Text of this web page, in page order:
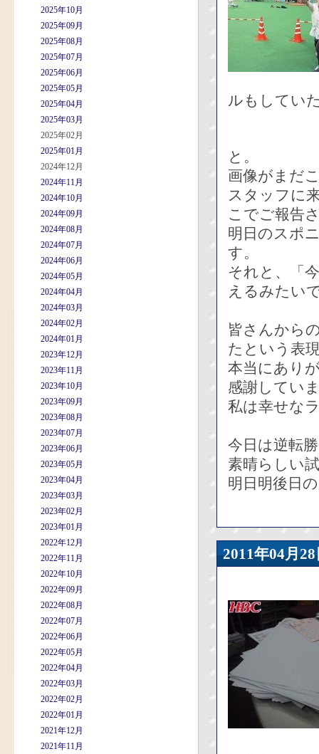
2025年10月
2025年09月
2025年08月
2025年07月
2025年06月
2025年05月
2025年04月
2025年03月
2025年02月
2025年01月
2024年12月
2024年11月
2024年10月
2024年09月
2024年08月
2024年07月
2024年06月
2024年05月
2024年04月
2024年03月
2024年02月
2024年01月
2023年12月
2023年11月
2023年10月
2023年09月
2023年08月
2023年07月
2023年06月
2023年05月
2023年04月
2023年03月
2023年02月
2023年01月
2022年12月
2022年11月
2022年10月
2022年09月
2022年08月
2022年07月
2022年06月
2022年05月
2022年04月
2022年03月
2022年02月
2022年01月
2021年12月
2021年11月
ルもしてい
と。
画像がまだ
スタッフに
こでご報告
明日のスポ
す。
それと、「
えるみたい
皆さんから
たという表
本当にあり
感謝してい
私は幸せな
今日は逆転
素晴らしい
明日明後日
2011年04